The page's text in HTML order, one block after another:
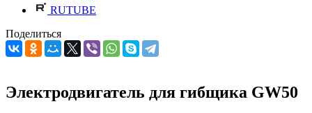
RUTUBE
Поделиться
Электродвигатель для гибщика GW50